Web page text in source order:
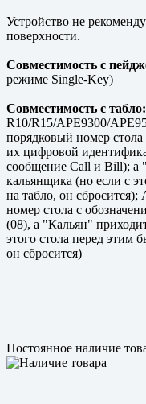
Устройство не
поверхности.
Совместимость с
режиме Single-Key)
Совместимость с табло:
R10/R15/APE9300/
порядковый номер
их цифровой
сообщение Call и Bill); а
кальянщика (но если с
на табло, он
номер стола с
(08), а "Кальян"
этого стола перед этим
он сбросится)
Постоянное наличие